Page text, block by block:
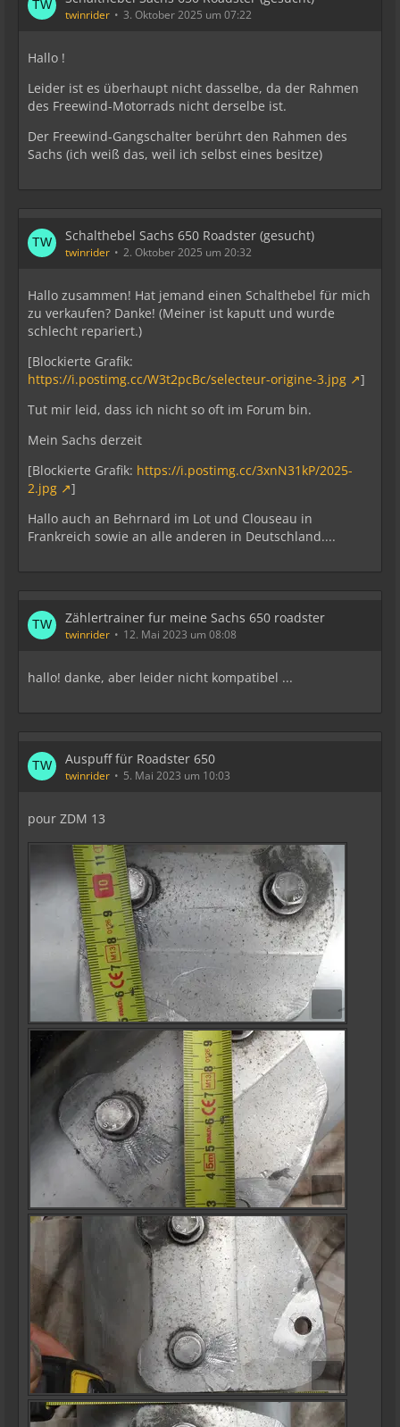
twinrider 3. Oktober 2025 um 07:22
Hallo !
Leider ist es überhaupt nicht dasselbe, da der Rahmen
des Freewind-Motorrads nicht derselbe ist.
Der Freewind-Gangschalter berührt den Rahmen des
Sachs (ich weiß das, weil ich selbst eines besitze)
Schalthebel Sachs 650 Roadster (gesucht)
twinrider 2. Oktober 2025 um 20:32
Hallo zusammen! Hat jemand einen Schalthebel für mich
zu verkaufen? Danke! (Meiner ist kaputt und wurde
schlecht repariert.)
[Blockierte Grafik:
https://i.postimg.cc/W3t2pcBc/selecteur-origine-3.jpg
]
Tut mir leid, dass ich nicht so oft im Forum bin.
Mein Sachs derzeit
[Blockierte Grafik: https://i.postimg.cc/3xnN31kP/2025-
2.jpg
]
Hallo auch an Behrnard im Lot und Clouseau in
Frankreich sowie an alle anderen in Deutschland....
Zählertrainer fur meine Sachs 650 roadster
twinrider 12. Mai 2023 um 08:08
hallo! danke, aber leider nicht kompatibel ...
Auspuff für Roadster 650
twinrider 5. Mai 2023 um 10:03
pour ZDM 13